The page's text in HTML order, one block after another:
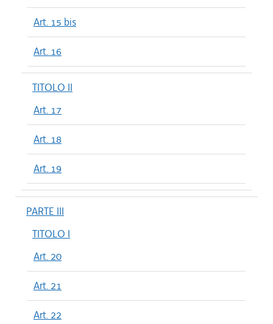
Art. 15 bis
Art. 16
TITOLO II
Art. 17
Art. 18
Art. 19
PARTE III
TITOLO I
Art. 20
Art. 21
Art. 22